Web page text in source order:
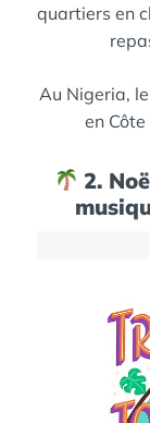
quartiers en
Au Nigeria,
en Côte
2.